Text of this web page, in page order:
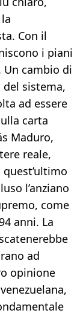
Con il
i piani
Un cambio di
sistema,
ad essere
carta
Maduro,
reale,
l’anziano
come
anni. La
ad
opinione